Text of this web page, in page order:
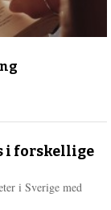
i forskellige
i Sverige med